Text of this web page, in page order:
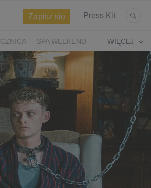
Press Kit
SPA WEEKEND
KRÓLESTWO NUBII
WIĘCEJ